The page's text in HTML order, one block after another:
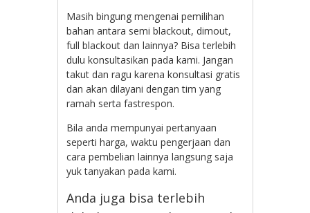
Masih bingung mengenai pemilihan
bahan antara semi blackout, dimout,
full blackout dan lainnya? Bisa terlebih
dulu konsultasikan pada kami. Jangan
takut dan ragu karena konsultasi gratis
dan akan dilayani dengan tim yang
ramah serta fastrespon.
Bila anda mempunyai pertanyaan
seperti harga, waktu pengerjaan dan
cara pembelian lainnya langsung saja
yuk tanyakan pada kami.
Anda juga bisa terlebih